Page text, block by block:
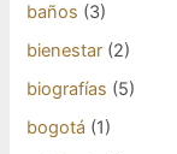
baños (3)
bienestar (2)
biografías (5)
bogotá (1)